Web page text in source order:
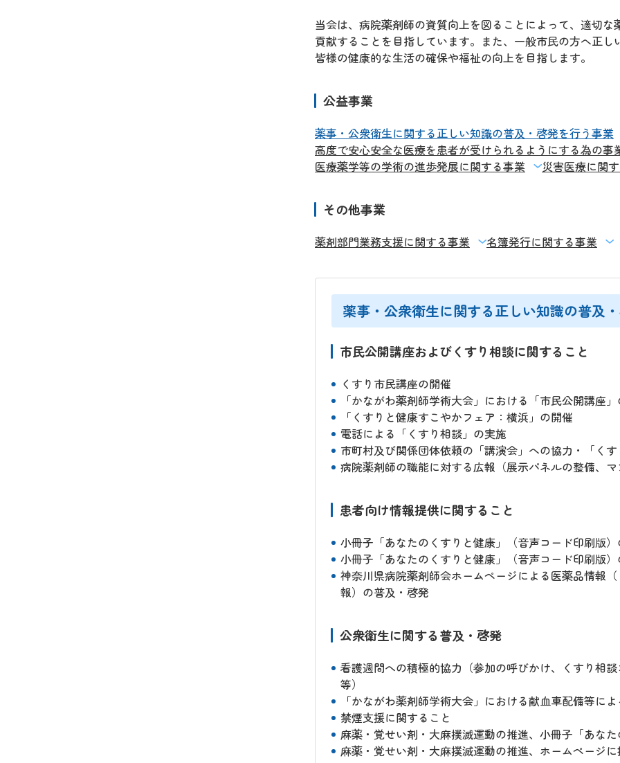
当会は、病院薬剤師の資質向上を図ることによって、適切
貢献することを目指しています。また、一般市民の方へ正し
皆様の健康的な生活の確保や福祉の向上を目指します。
公益事業
薬事・公衆衛生に関する正しい知識の普及・啓発を行う事業
高度で安心安全な医療を患者が受けられるようにする為の事
医療薬学等の学術の進歩発展に関する事業
災害医療に関
その他事業
薬剤部門業務支援に関する事業 名簿発行に関する事業
薬事・公衆衛生に関する正しい知識の普及
市民公開講座およびくすり相談に関すること
くすり市民講座の開催
「かながわ薬剤師学術大会」における「市民公開講座
「くすりと健康すこやかフェア：横浜」の開催
電話による「くすり相談」の実施
市町村及び関係団体依頼の「講演会」への協力・「く
病院薬剤師の職能に対する広報（展示パネルの整備、マ
患者向け情報提供に関すること
小冊子「あなたのくすりと健康」（音声コード印刷版
小冊子「あなたのくすりと健康」（音声コード印刷版
神奈川県病院薬剤師会ホームページによる医薬品情報
報）の普及・啓発
公衆衛生に関する普及・啓発
看護週間への積極的協力（参加の呼びかけ、くすり相
等）
「かながわ薬剤師学術大会」における献血車配備等に
禁煙支援に関すること
麻薬・覚せい剤・大麻撲滅運動の推進、小冊子「あな
麻薬・覚せい剤・大麻撲滅運動の推進、ホームページ